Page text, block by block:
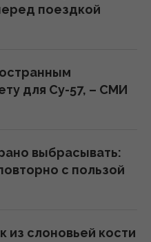
поездкой
для Су-57, – СМИ
выбрасывать:
с пользой
слоновьей кости